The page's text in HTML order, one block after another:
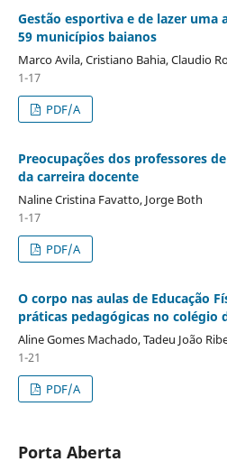
Gestão esportiva e de lazer uma
59 municípios baianos
Marco Avila, Cristiano Bahia, Claudio
1-17
PDF/A
Preocupações dos professores
da carreira docente
Naline Cristina Favatto, Jorge Both
1-17
PDF/A
O corpo nas aulas de Educação
práticas pedagógicas no colégio
Aline Gomes Machado, Tadeu João
1-21
PDF/A
Porta Aberta